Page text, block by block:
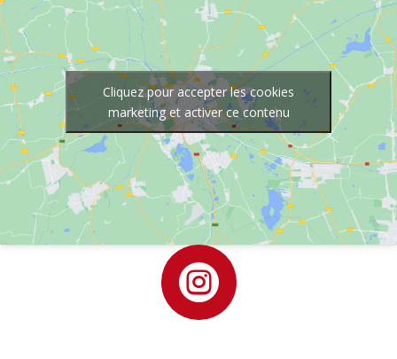
Cliquez pour accepter les cookies
marketing et activer ce contenu
